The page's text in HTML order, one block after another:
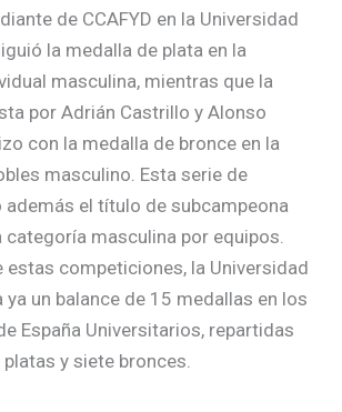
de CCAFYD en la Universidad
la medalla de plata en la
masculina, mientras que la
por Adrián Castrillo y Alonso
con la medalla de bronce en la
masculino. Esta serie de
el título de subcampeona
categoría masculina por equipos.
estas competiciones, la Universidad
ya un balance de 15 medallas en los
España Universitarios, repartidas
y siete bronces.